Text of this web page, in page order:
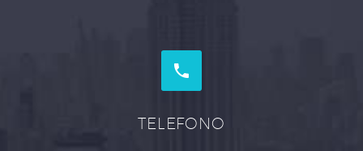


TELEFONO